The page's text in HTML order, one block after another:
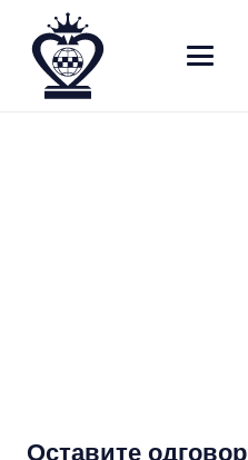
Оставите одговор